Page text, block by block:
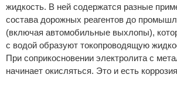
жидкость. В ней содержатся разные
состава дорожных реагентов до
(включая автомобильные выхлопы),
с водой образуют токопроводящую
При соприкосновении электролита с
начинает окисляться. Это и есть